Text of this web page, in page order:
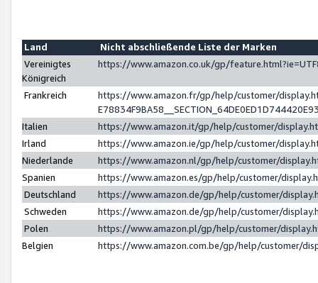
Land
Nicht abschließende Liste der Marken
Vereinigtes
Königreich
https://www.amazon.co.uk/gp/
Frankreich
https://www.amazon.fr/gp/help/customer/
Italien
https://www.amazon.it/gp/help/customer/
Irland
https://www.amazon.ie/gp/help/customer/
Niederlande
https://www.amazon.nl/gp/help/customer/
Spanien
https://www.amazon.es/gp/help/customer/
Deutschland
https://www.amazon.de/gp/help/customer/
Schweden
https://www.amazon.de/gp/help/customer/
Polen
https://www.amazon.pl/gp/help/customer/
Belgien
https://www.amazon.com.be/gp/help/customer/